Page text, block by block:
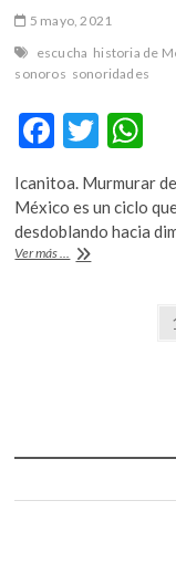
5 mayo, 2021
escucha historia de
sonoros sonoridades
F
ac
e
b
o
T
itt
er
at
s
Icanitoa. Murmurar
México es un ciclo
desdoblando hacia
Ver más ... Una